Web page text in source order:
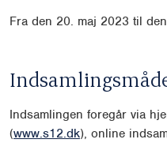
Fra den 20. maj 2023 til
Indsamlingen foregår via
(www.s12.dk), online